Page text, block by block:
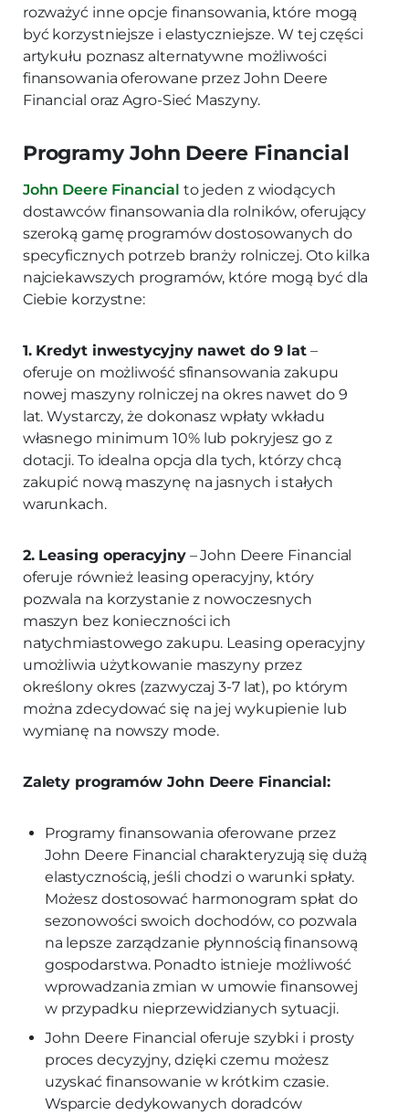
rozważyć inne opcje finansowania, które mogą
być korzystniejsze i elastyczniejsze. W tej części
artykułu poznasz alternatywne możliwości
finansowania oferowane przez John Deere
Financial oraz Agro-Sieć Maszyny.
Programy John Deere Financial
John Deere Financial to jeden z wiodących
dostawców finansowania dla rolników, oferujący
szeroką gamę programów dostosowanych do
specyficznych potrzeb branży rolniczej. Oto kilka
najciekawszych programów, które mogą być dla
Ciebie korzystne:
1. Kredyt inwestycyjny nawet do 9 lat –
oferuje on możliwość sfinansowania zakupu
nowej maszyny rolniczej na okres nawet do 9
lat. Wystarczy, że dokonasz wpłaty wkładu
własnego minimum 10% lub pokryjesz go z
dotacji. To idealna opcja dla tych, którzy chcą
zakupić nową maszynę na jasnych i stałych
warunkach.
2. Leasing operacyjny– John Deere Financial
oferuje również leasing operacyjny, który
pozwala na korzystanie z nowoczesnych
maszyn bez konieczności ich
natychmiastowego zakupu. Leasing operacyjny
umożliwia użytkowanie maszyny przez
określony okres (zazwyczaj 3-7 lat), po którym
można zdecydować się na jej wykupienie lub
wymianę na nowszy mode.
Zalety programów John Deere Financial:
Programy finansowania oferowane przez
John Deere Financial charakteryzują się dużą
elastycznością, jeśli chodzi o warunki spłaty.
Możesz dostosować harmonogram spłat do
sezonowości swoich dochodów, co pozwala
na lepsze zarządzanie płynnością finansową
gospodarstwa. Ponadto istnieje możliwość
wprowadzania zmian w umowie finansowej
w przypadku nieprzewidzianych sytuacji.
John Deere Financial oferuje szybki i prosty
proces decyzyjny, dzięki czemu możesz
uzyskać finansowanie w krótkim czasie.
Wsparcie dedykowanych doradców